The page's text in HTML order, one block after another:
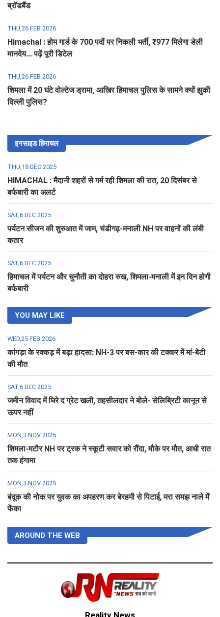
ब्रॉडबैंड
THU,26 FEB 2026
Himachal : होम गार्ड के 700 पदों पर निकली भर्ती, ₹977 मिलेगा डेली
मानदेय... पढ़ें पूरी डिटेल
THU,26 FEB 2026
शिमला में 20 घंटे वोल्टेज ड्रामा, आखिर हिमाचल पुलिस के सामने क्यों झुकी
दिल्ली पुलिस?
इनसाइड हिमाचल
THU,18 DEC 2025
HIMACHAL : मैदानी शहरों से गर्म रही शिमला की रात, 20 दिसंबर से
बर्फबारी का अलर्ट
SAT,6 DEC 2025
पर्यटन सीजन की शुरुआत में जाम, चंडीगढ़-मनाली NH पर वाहनों की लंबी
कतार
SAT,6 DEC 2025
हिमाचल में पर्यटन और चुनौती का दोहरा रुख, शिमला-मनाली में इन दिन होगी
बर्फबारी
YOU MAY LIKE
WED,25 FEB 2026
कांगड़ा के रक्कड़ में बड़ा हादसा: NH-3 पर बस-कार की टक्कर में मां-बेटी
की मौत
SAT,6 DEC 2025
जमीन विवाद में घिरे द ग्रेट खली, तहसीलदार ने बोले- सेलिब्रिटी कानून से
ऊपर नहीं
MON,3 NOV 2025
शिमला-मटौर NH पर ट्रक ने स्कूटी सवार को रौंदा, मौके पर मौत, आधी रात
तक हंगामा
MON,3 NOV 2025
बंदूक की नोक पर युवक का अपहरण कर बेरहमी से पिटाई, मरा समझ नाले में
फेंका
AROUND THE WEB
Reality News